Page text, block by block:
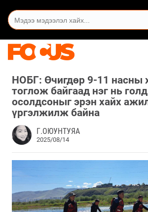
НОБГ: Өчигдөр 9-11 насны
тоглож байгаад нэг нь голд
осолдсоныг эрэн хайх
үргэлжилж байна
Г.ОЮУНТУЯА
2025/08/14